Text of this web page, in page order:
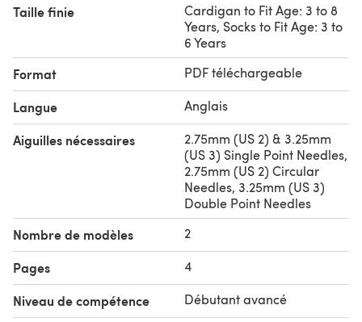
Taille finie
Cardigan to Fit Age: 3 to 8
Years, Socks to Fit Age: 3 to
6 Years
Format PDF téléchargeable
Langue Anglais
Aiguilles nécessaires
2.75mm (US 2) & 3.25mm
(US 3) Single Point Needles,
2.75mm (US 2) Circular
Needles, 3.25mm (US 3)
Double Point Needles
Nombre de modèles 2
Pages 4
Niveau de compétence Débutant avancé